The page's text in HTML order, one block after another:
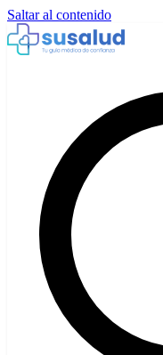
Saltar al contenido